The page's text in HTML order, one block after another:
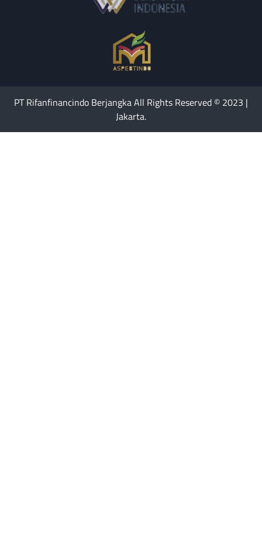
PT Rifanfinancindo Berjangka All Rights Reserved © 2023 |
Jakarta.